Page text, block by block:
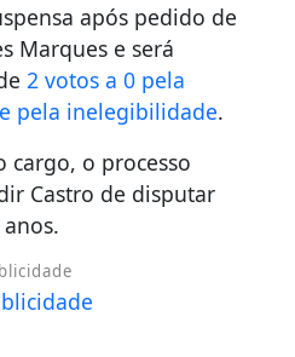
após pedido de
Marques e será
2 votos a 0 pela
pela inelegibilidade.
cargo, o processo
Castro de disputar